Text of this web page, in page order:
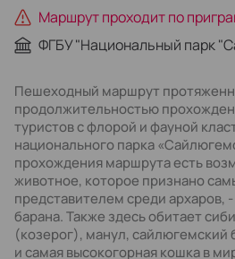
Маршрут проходит по
ФГБУ "Национальный парк
Пешеходный маршрут
продолжительностью
туристов с флорой и фауной
национального парка
прохождения маршрута есть
животное, которое признано
представителем среди архаров,
барана. Также здесь обитает
(козерог), манул, сайлюгемский
и самая высокогорная кошка в